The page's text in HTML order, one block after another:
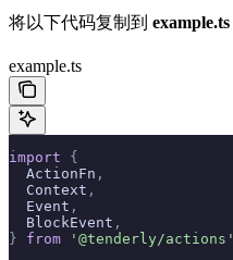
将以下代码复制到 example.ts
example.ts
import {
  ActionFn
,
  Context
,
  Event
,
  BlockEvent
,
} from '@tenderly/actions'